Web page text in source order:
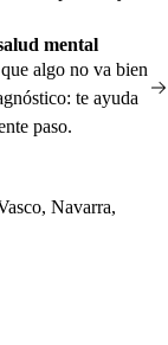
mental
algo no va bien
te ayuda
paso.
Navarra,